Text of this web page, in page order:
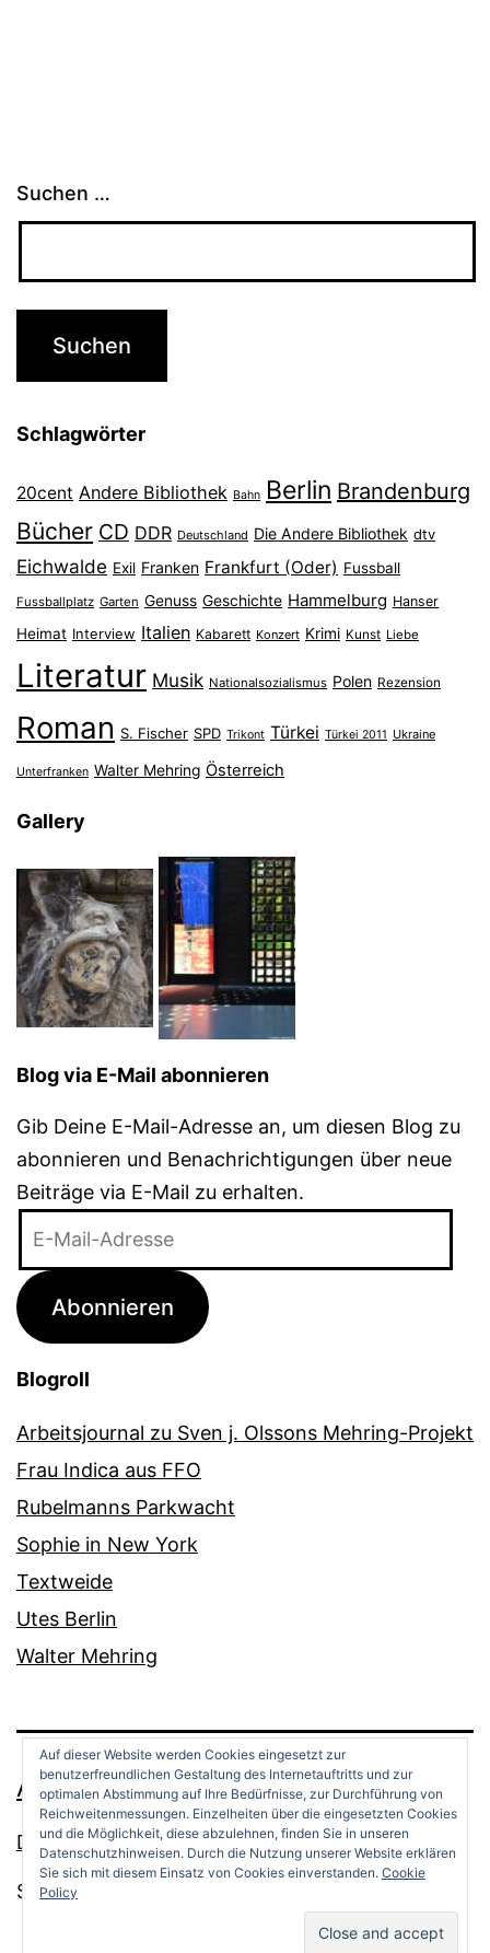
Suchen …
Schlagwörter
20cent Andere Bibliothek Bahn Berlin Brandenburg
Bücher CD DDR Deutschland Die Andere Bibliothek dtv
Eichwalde Exil Franken Frankfurt (Oder) Fussball
Fussballplatz Garten Genuss Geschichte Hammelburg Hanser
Heimat Interview Italien Kabarett Konzert Krimi Kunst Liebe
Literatur Musik Nationalsozialismus Polen Rezension
Roman S. Fischer SPD Trikont Türkei Türkei 2011 Ukraine
Unterfranken Walter Mehring Österreich
Gallery
Blog via E-Mail abonnieren
Gib Deine E-Mail-Adresse an, um diesen Blog zu
abonnieren und Benachrichtigungen über neue
Beiträge via E-Mail zu erhalten.
Adresse
Abonnieren
Blogroll
Arbeitsjournal zu Sven j. Olssons Mehring-Projekt
Frau Indica aus FFO
Rubelmanns Parkwacht
Sophie in New York
Textweide
Utes Berlin
Walter Mehring
ANDREAS OPPERMANN
Datenschutz
Stolz präsentiert von
Auf dieser Website werden Cookies eingesetzt zur
benutzerfreundlichen Gestaltung des Internetauftritts und zur
optimalen Abstimmung auf Ihre Bedürfnisse, zur Durchführung von
Reichweitenmessungen. Einzelheiten über die eingesetzten Cookies
und die Möglichkeit, diese abzulehnen, finden Sie in unseren
Datenschutzhinweisen. Durch die Nutzung unserer Website erklären
Sie sich mit diesem Einsatz von Cookies einverstanden. Cookie
Policy